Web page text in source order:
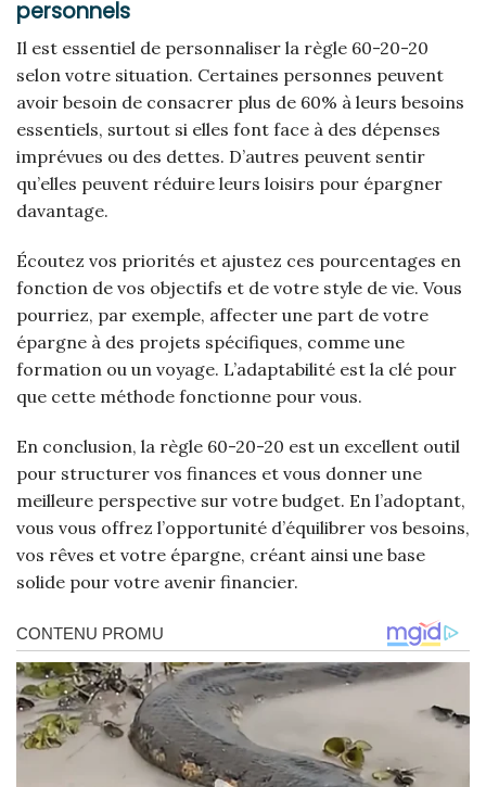
personnels
Il est essentiel de personnaliser la règle 60-20-20
selon votre situation. Certaines personnes peuvent
avoir besoin de consacrer plus de 60% à leurs besoins
essentiels, surtout si elles font face à des dépenses
imprévues ou des dettes. D’autres peuvent sentir
qu’elles peuvent réduire leurs loisirs pour épargner
davantage.
Écoutez vos priorités et ajustez ces pourcentages en
fonction de vos objectifs et de votre style de vie. Vous
pourriez, par exemple, affecter une part de votre
épargne à des projets spécifiques, comme une
formation ou un voyage. L’adaptabilité est la clé pour
que cette méthode fonctionne pour vous.
En conclusion, la règle 60-20-20 est un excellent outil
pour structurer vos finances et vous donner une
meilleure perspective sur votre budget. En l’adoptant,
vous vous offrez l’opportunité d’équilibrer vos besoins,
vos rêves et votre épargne, créant ainsi une base
solide pour votre avenir financier.